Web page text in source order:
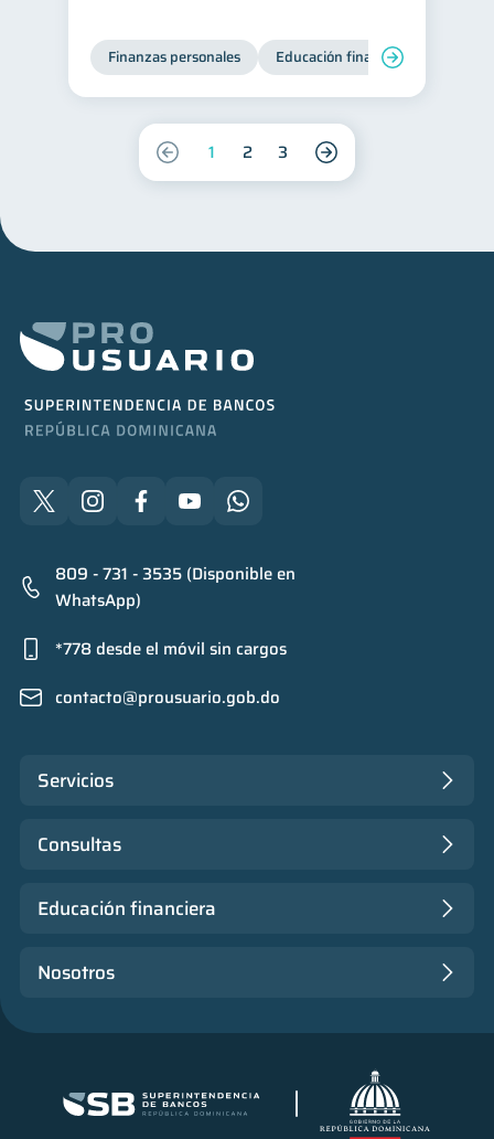
Finanzas personales Educación financiera
1 2 3
809 - 731 - 3535 (Disponible en
WhatsApp)
*778 desde el móvil sin cargos
contacto@prousuario.gob.do
Servicios
Consultas
Educación financiera
Nosotros